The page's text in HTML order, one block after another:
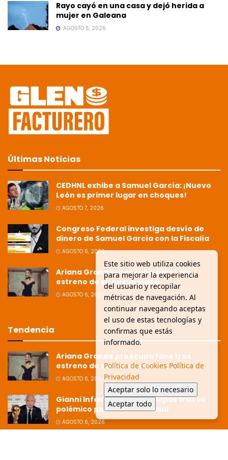
Rayo cayó en una casa y dejó herida a
mujer en Galeana
AGOSTO 5, 2026
Últimas Noticias
CEDHNL exhibe a Samuel García: ¡Nuevo
León es primer lugar en choques!
AGOSTO 7, 2026
Congreso Federal investiga desvío de
dinero de Samuel García con la Fiscalía
AGOSTO 6, 2026
Ariana Grande preocupa fans tras
estreno de su nuevo video
AGOSTO 6, 2026
Tendencia
Ariana Grande preocupa fans tras
estreno de su nuevo video
AGOSTO 6, 2026
Gianni Infantino pide disculpas tras su
polémico plan con el Mundial
AGOSTO 6, 2026
Este sitio web utiliza cookies
para mejorar la experiencia
del usuario y recopilar
métricas de navegación. Al
continuar navegando aceptas
el uso de estas tecnologías y
confirmas que estás
informado.
Política de Cookies Política de
Privacidad
Aceptar solo lo necesario
Aceptar todo